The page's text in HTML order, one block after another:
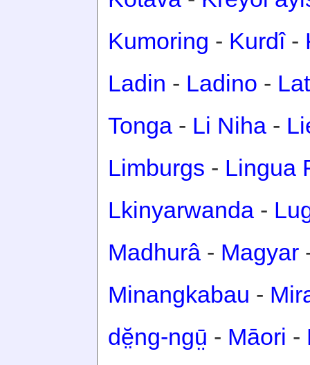
Kumoring - Kurdî-
Ladin - Ladino -
Tonga - Li Niha -
Limburgs - Lingua
Lkinyarwanda -
Madhurâ - Magyar
Minangkabau -
dĕ̤ng-ngṳ̄ - Māori -